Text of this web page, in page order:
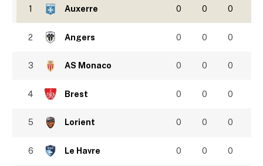
1 Auxerre 0 0 0
2 Angers 0 0 0
3 AS Monaco 0 0 0
4 Brest 0 0 0
5 Lorient 0 0 0
6 Le Havre 0 0 0